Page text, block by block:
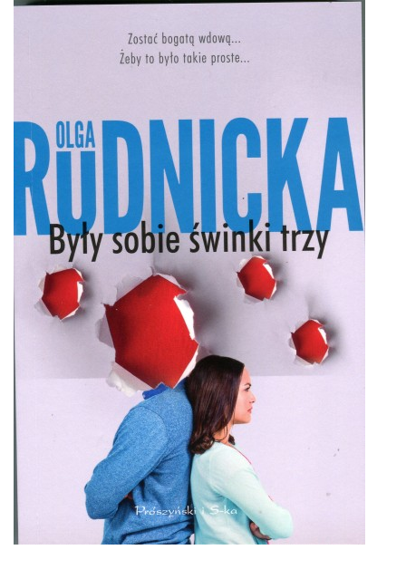
NAJBLIŻSZE WYDARZENIA
WYDARZYŁO SIĘ
NASZA OFERTA
STREFA KOLORU
FORMY STAŁE
NASZE FILIE
POLECANE STRONY
WYDARZENIA KULTURALNE
FOTO
E-INFORMATOR